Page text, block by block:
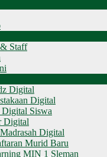
Staff
Digital
Digital
Siswa
Digital
Digital
Murid Baru
MIN 1 Sleman